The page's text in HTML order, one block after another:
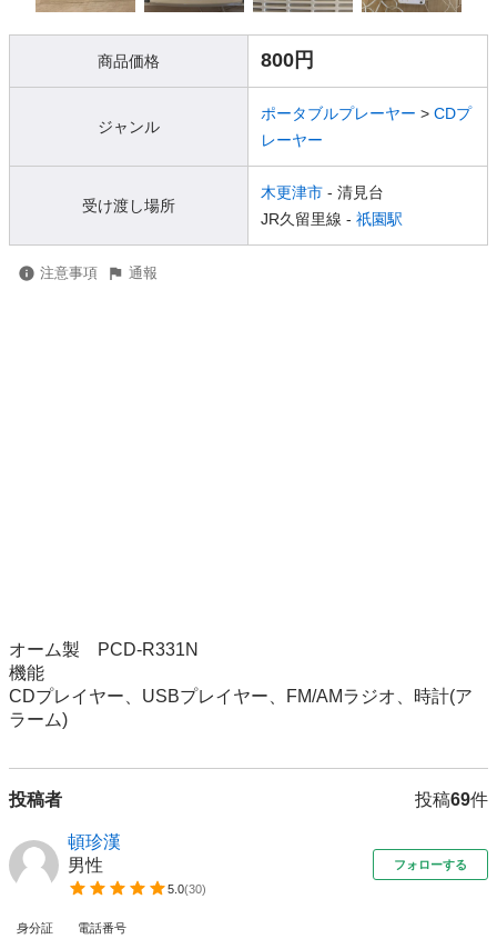
商品価格 800円
ジャンル
ポータブルプレーヤー > CDプ
レーヤー
受け渡し場所
木更津市 - 清見台
JR久留里線 - 祇園駅
注意事項 通報
オーム製　PCD-R331N
機能
CDプレイヤー、USBプレイヤー、FM/AMラジオ、時計(ア
ラーム)
投稿者 投稿69件
頓珍漢
男性
5.0(30)
フォローする
身分証 電話番号